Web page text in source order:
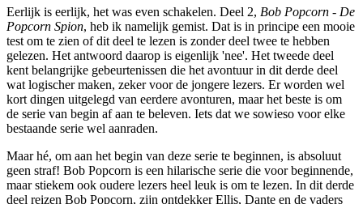
Eerlijk is eerlijk, het was even schakelen. Deel 2, Bob Popcorn - De
Popcorn Spion, heb ik namelijk gemist. Dat is in principe een mooie
test om te zien of dit deel te lezen is zonder deel twee te hebben
gelezen. Het antwoord daarop is eigenlijk 'nee'. Het tweede deel
kent belangrijke gebeurtenissen die het avontuur in dit derde deel
wat logischer maken, zeker voor de jongere lezers. Er worden wel
kort dingen uitgelegd van eerdere avonturen, maar het beste is om
de serie van begin af aan te beleven. Iets dat we sowieso voor elke
bestaande serie wel aanraden.
Maar hé, om aan het begin van deze serie te beginnen, is absoluut
geen straf! Bob Popcorn is een hilarische serie die voor beginnende,
maar stiekem ook oudere lezers heel leuk is om te lezen. In dit derde
deel reizen Bob Popcorn, zijn ontdekker Ellis, Dante en de vaders